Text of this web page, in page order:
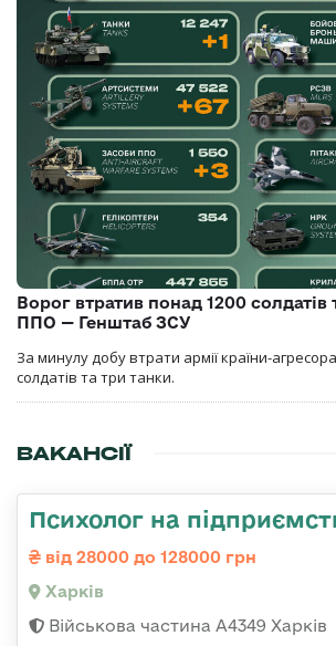
Ворог втратив понад 1200 солдатів
ППО — Генштаб ЗСУ
За минулу добу втрати армії країни-
солдатів та три танки.
ВАКАНСІЇ
Психолог на
від 28000 до 128000 грн
Харків
Військова частина А4349 Харків